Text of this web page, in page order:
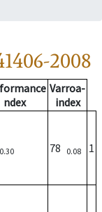
2008
ndex
Varroa-
index
0.30 78 0.08 1